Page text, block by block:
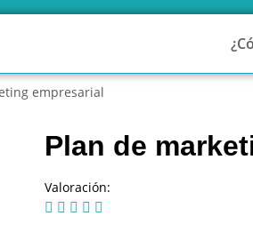
empresarial
Plan de
Valoración:
    